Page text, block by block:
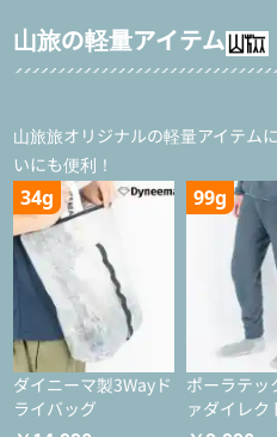
山旅の軽量アイテム
山旅旅オリジナルの軽量アイテ
いにも便利！
34g
ダイニーマ製3Wayド
ライバッグ
99g
ポーラテッ
ァダイレク
イツ